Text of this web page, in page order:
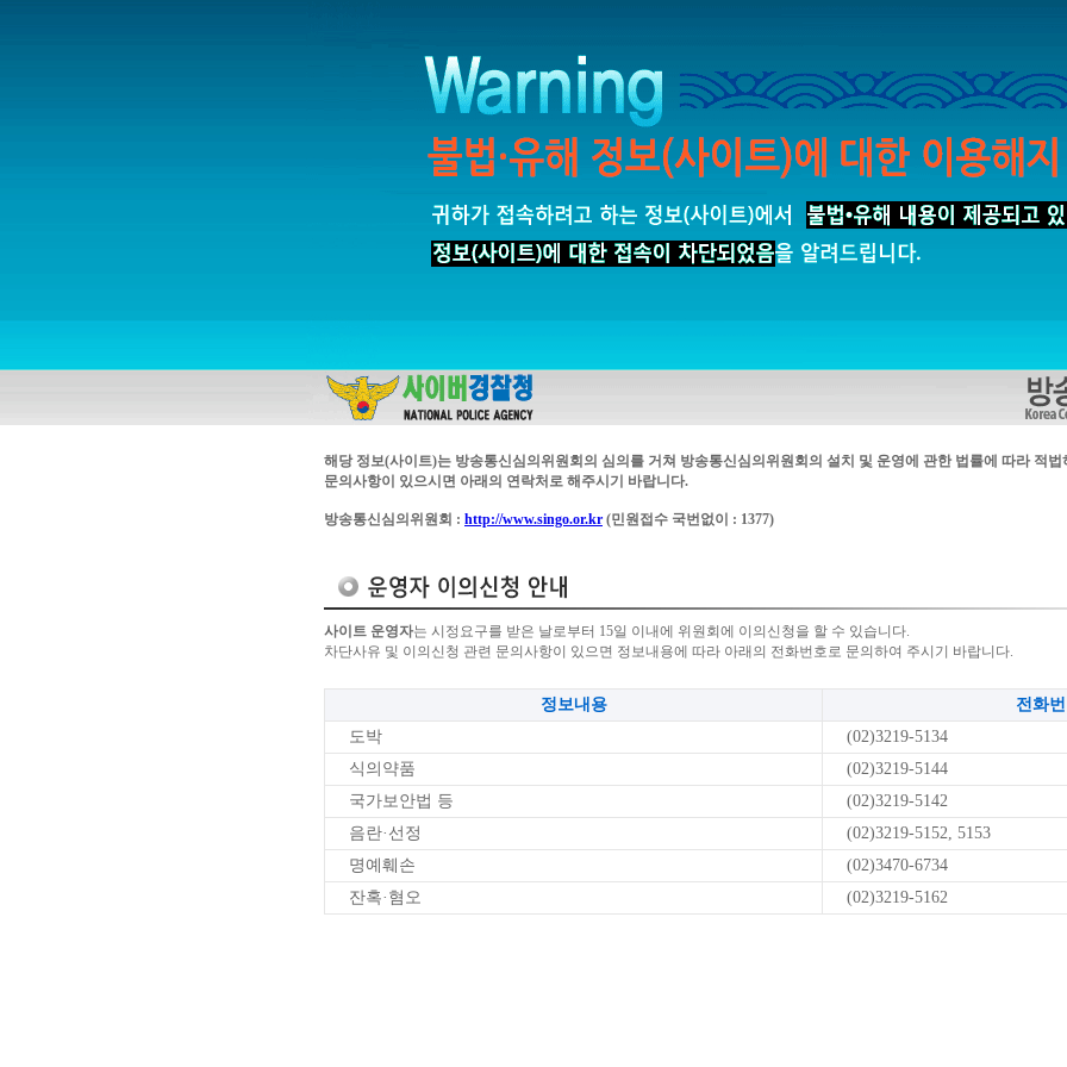
해당 정보(사이트)는 방송통신심의위원회의 심의를 거쳐 방송통신심의위원회의 설치 및 운영에 관한 법률에 따라 적
문의사항이 있으시면 아래의 연락처로 해주시기 바랍니다.
방송통신심의위원회 : http://www.singo.or.kr (민원접수 국번없이 : 1377)
사이트 운영자는 시정요구를 받은 날로부터 15일 이내에 위원회에 이의신청을 할 수 있습니다.
차단사유 및 이의신청 관련 문의사항이 있으면 정보내용에 따라 아래의 전화번호로 문의하여 주시기 바랍니다.
정보내용
전화
도박
(02)3219-5134
식의약품
(02)3219-5144
국가보안법 등
(02)3219-5142
음란·선정
(02)3219-5152, 5153
명예훼손
(02)3470-6734
잔혹·혐오
(02)3219-5162